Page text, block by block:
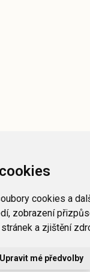
cookies a
zobrazení
a zjištění
Upravit mé předvolby